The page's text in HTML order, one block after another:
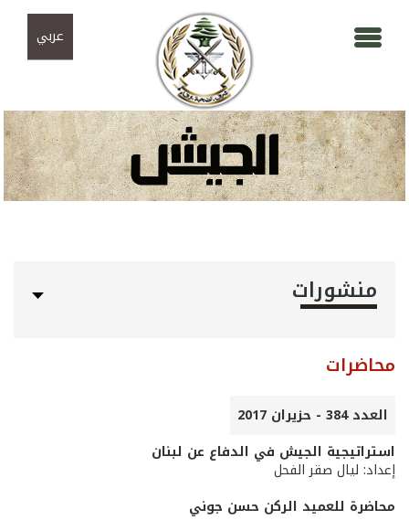
عربي
منشورات
محاضرات
العدد 384 - حزيران 2017
استراتيجية الجيش في الدفاع عن لبنان
إعداد: ليال صقر الفحل
محاضرة للعميد الركن حسن جوني